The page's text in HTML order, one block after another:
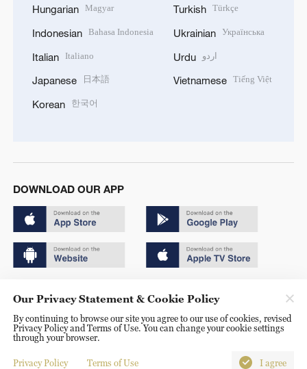
Hungarian Magyar
Indonesian Bahasa Indonesia
Italian Italiano
Japanese 日本語
Korean 한국어
Turkish Türkçe
Ukrainian Українська
Urdu اردو
Vietnamese Tiếng Việt
DOWNLOAD OUR APP
京ICP备20000184号
京公网安备 11010502050052号
Disinformation report hotline: 010-85061466
Our Privacy Statement & Cookie Policy
By continuing to browse our site you agree to our use of cookies, revised
Privacy Policy and Terms of Use. You can change your cookie settings
through your browser.
Privacy Policy Terms of Use I agree